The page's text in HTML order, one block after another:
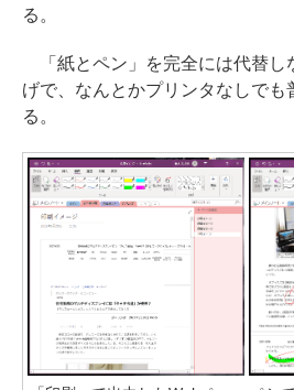
る。
「紙とペン」を完全には代替し
げで、なんとかプリンタなしでも
る。